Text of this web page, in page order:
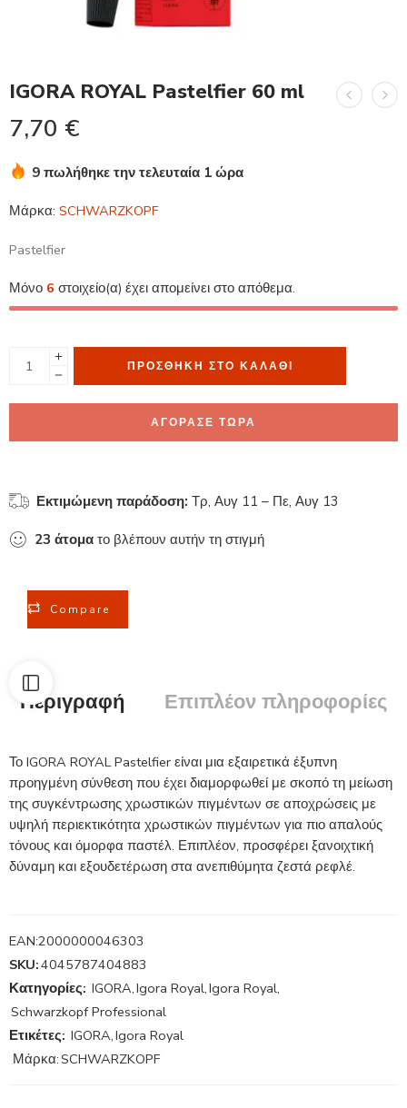
IGORA ROYAL Pastelfier 60 ml
7,70 €
9 πωλήθηκε την τελευταία 1 ώρα
Μάρκα: SCHWARZKOPF
Pastelfier
Μόνο 6 στοιχείο(α) έχει απομείνει στο απόθεμα.
ΠΡΟΣΘΉΚΗ ΣΤΟ ΚΑΛΆΘΙ
ΑΓΟΡΑΣΕ ΤΩΡΑ
Εκτιμώμενη παράδοση: Τρ, Αυγ 11 – Πε, Αυγ 13
23 άτομα το βλέπουν αυτήν τη στιγμή
Compare
Περιγραφή Επιπλέον πληροφορίες
Το IGORA ROYAL Pastelfier είναι μια εξαιρετικά έξυπνη
προηγμένη σύνθεση που έχει διαμορφωθεί με σκοπό τη μείωση
της συγκέντρωσης χρωστικών πιγμέντων σε αποχρώσεις με
υψηλή περιεκτικότητα χρωστικών πιγμέντων για πιο απαλούς
τόνους και όμορφα παστέλ. Επιπλέον, προσφέρει ξανοιχτική
δύναμη και εξουδετέρωση στα ανεπιθύμητα ζεστά ρεφλέ.
EAN:2000000046303
SKU:4045787404883
Κατηγορίες: IGORA,Igora Royal,Igora Royal,
Schwarzkopf Professional
Ετικέτες: IGORA,Igora Royal
Μάρκα:SCHWARZKOPF